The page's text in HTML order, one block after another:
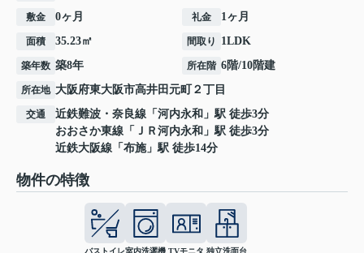
敷金 0ヶ月 礼金 1ヶ月
面積 35.23㎡ 間取り 1LDK
築年数 築8年 所在階 6階/10階建
所在地 大阪府東大阪市高井田元町 ２丁目
交通 近鉄難波・奈良線 「 河内永和 」駅 徒歩3分
おおさか東線 「 ＪＲ河内永和 」駅 徒歩3分
近鉄大阪線 「 布施」駅 徒歩14分
物件の特徴